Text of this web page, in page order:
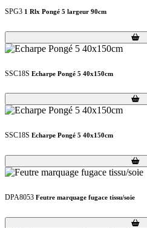
SPG3 1 Rlx Pongé 5 largeur 90cm
Loading...
Loading...
SSC18S Echarpe Pongé 5 40x150cm
Loading...
Loading...
SSC18S Echarpe Pongé 5 40x150cm
Loading...
Loading...
DPA8053 Feutre marquage fugace tissu/soie
Loading...
Loading...